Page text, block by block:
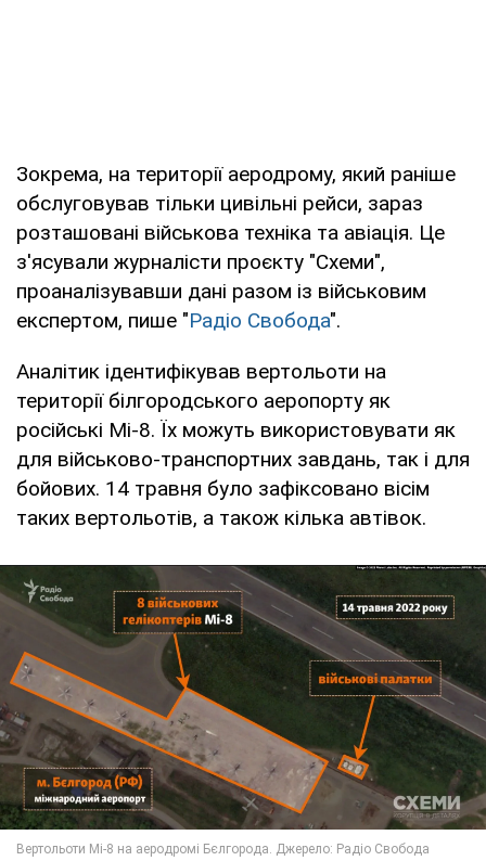
Зокрема, на території аеродрому, який раніше
обслуговував тільки цивільні рейси, зараз
розташовані військова техніка та авіація. Це
з'ясували журналісти проєкту "Схеми",
проаналізувавши дані разом із військовим
експертом, пише "Радіо Свобода".
Аналітик ідентифікував вертольоти на
території білгородського аеропорту як
російські Мі-8. Їх можуть використовувати як
для військово-транспортних завдань, так і для
бойових. 14 травня було зафіксовано вісім
таких вертольотів, а також кілька автівок.